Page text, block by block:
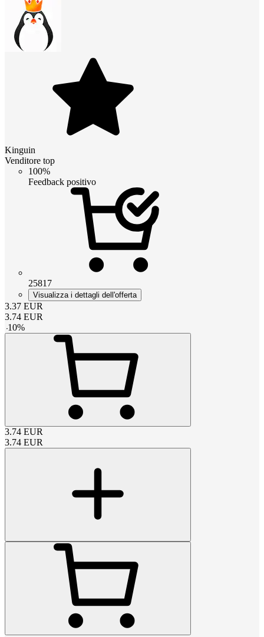
Kinguin
Venditore top
100%
Feedback positivo
25817
Visualizza i dettagli dell'offerta
3.37 EUR
3.74 EUR
-10%
3.74 EUR
3.74 EUR